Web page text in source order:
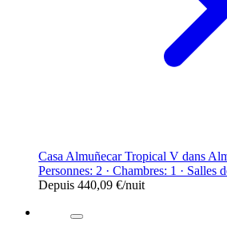
Casa Almuñecar Tropical V dans
Personnes: 2 · Chambres: 1 · Salles
Depuis 440,09 €/nuit